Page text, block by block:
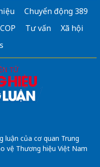
Chuyển động 389
Tư vấn
Xã hội
luận của cơ quan Trung
vệ Thương hiệu Việt Nam